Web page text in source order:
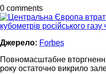
0 comments
Джерело: Forbes
Повномасштабне
року остаточно викрило